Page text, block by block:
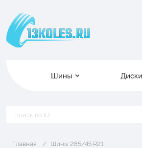
Шины Диски
Главная Шины 285/45 R21